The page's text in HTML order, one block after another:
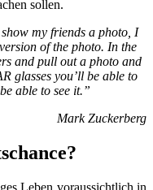
sollen.
my friends a photo, I
of the photo. In the
and pull out a photo and
glasses you’ll be able to
able to see it.”
Mark Zuckerberg
Leben voraussichtlich in